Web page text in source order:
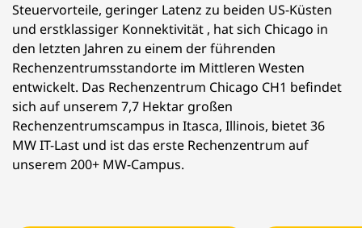
Steuervorteile, geringer Latenz zu beiden US-Küsten
und erstklassiger Konnektivität , hat sich Chicago in
den letzten Jahren zu einem der führenden
Rechenzentrumsstandorte im Mittleren Westen
entwickelt. Das Rechenzentrum Chicago CH1 befindet
sich auf unserem 7,7 Hektar großen
Rechenzentrumscampus in Itasca, Illinois, bietet 36
MW IT-Last und ist das erste Rechenzentrum auf
unserem 200+ MW-Campus.